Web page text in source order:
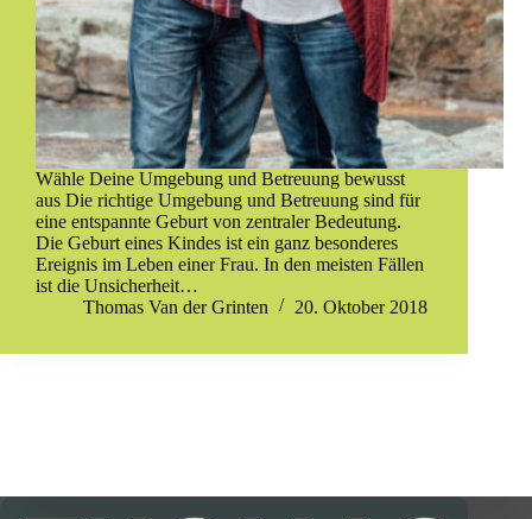
Wähle Deine Umgebung und Betreuung bewusst
aus Die richtige Umgebung und Betreuung sind für
eine entspannte Geburt von zentraler Bedeutung.
Die Geburt eines Kindes ist ein ganz besonderes
Ereignis im Leben einer Frau. In den meisten Fällen
ist die Unsicherheit…
Thomas Van der Grinten
20. Oktober 2018